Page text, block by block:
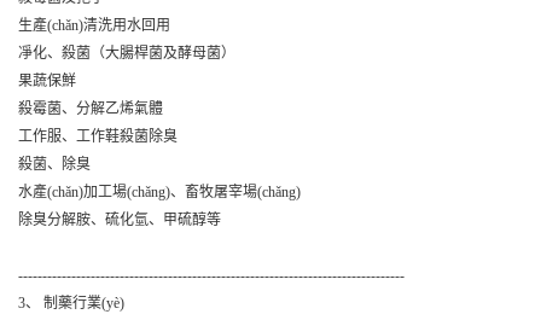
生產(chǎn)清洗用水回用
凈化、殺菌（大腸桿菌及酵母菌）
果蔬保鮮
殺霉菌、分解乙烯氣體
工作服、工作鞋殺菌除臭
殺菌、除臭
水產(chǎn)加工場(chǎng)、畜牧屠宰場(chǎng)
除臭分解胺、硫化氫、甲硫醇等
--------------------------------------------------------------------------------
3、 制藥行業(yè)